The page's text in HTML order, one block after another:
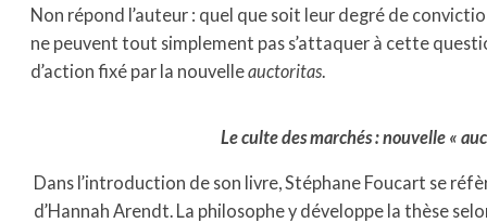
Non répond l’auteur : quel que soit leur degré de
ne peuvent tout simplement pas s’attaquer à cette
d’action fixé par la nouvelleauctoritas
Le culte des marchés : nouvelle «
Dans l’introduction de son livre, Stéphane Foucart se
d’Hannah Arendt. La philosophe y développe la thèse